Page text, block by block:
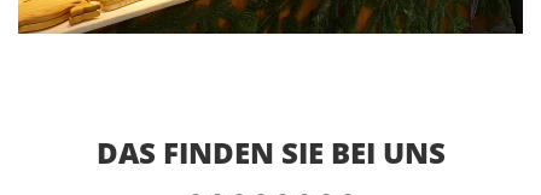
DAS FINDEN SIE BEI UNS